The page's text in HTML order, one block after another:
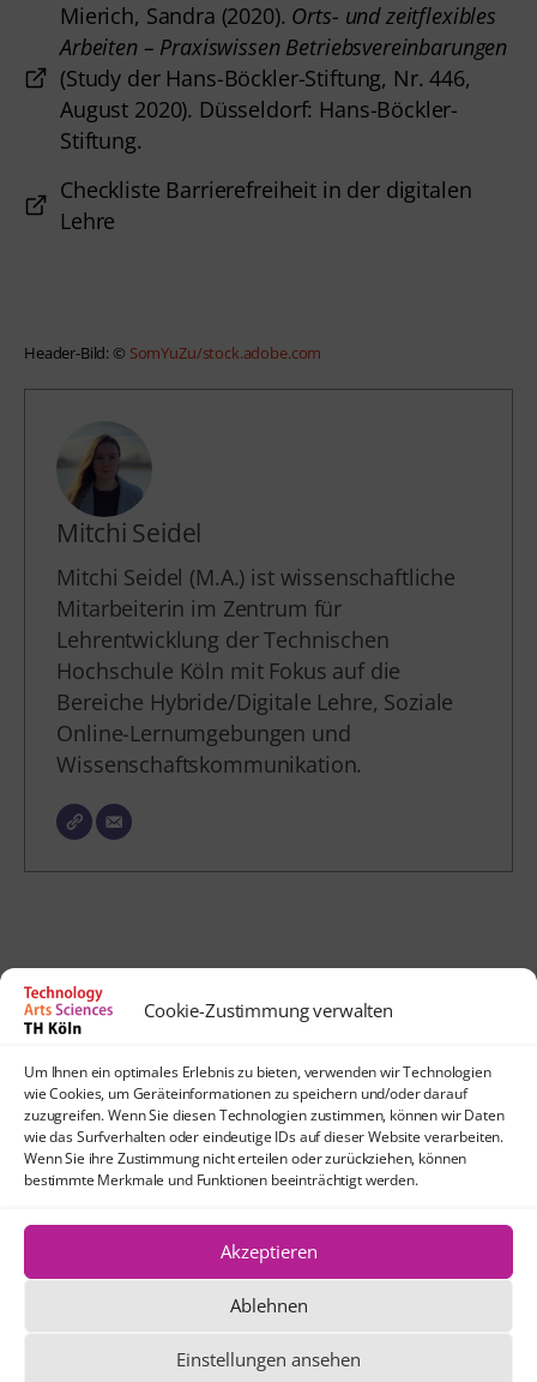
Cookie-Zustimmung verwalten
Um Ihnen ein optimales Erlebnis zu bieten, verwenden wir Technologien
wie Cookies, um Geräteinformationen zu speichern und/oder darauf
zuzugreifen. Wenn Sie diesen Technologien zustimmen, können wir Daten
wie das Surfverhalten oder eindeutige IDs auf dieser Website verarbeiten.
Wenn Sie ihre Zustimmung nicht erteilen oder zurückziehen, können
bestimmte Merkmale und Funktionen beeinträchtigt werden.
Akzeptieren
Ablehnen
Einstellungen ansehen
Mierich, Sandra (2020). Orts- und zeitflexibles
Arbeiten – Praxiswissen Betriebsvereinbarungen
(Study der Hans-Böckler-Stiftung, Nr. 446,
August 2020). Düsseldorf: Hans-Böckler-
Stiftung.
Checkliste Barrierefreiheit in der digitalen
Lehre
Header-Bild: © SomYuZu/stock.adobe.com
Mitchi Seidel
Mitchi Seidel (M.A.) ist wissenschaftliche
Mitarbeiterin im Zentrum für
Lehrentwicklung der Technischen
Hochschule Köln mit Fokus auf die
Bereiche Hybride/Digitale Lehre, Soziale
Online-Lernumgebungen und
Wissenschaftskommunikation.
lehrpfade@th-koeln.de
Anfahrt
TH Köln
Standort Köln-Mülheim
51063 Köln
Die Texte und Grafiken dieser Website
stehen, sofern nicht anders angegeben,